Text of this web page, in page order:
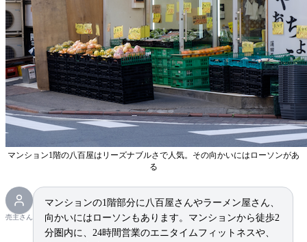
マンション1階の八百屋はリーズナブルさで人気。その向かいにはローソンがあ
る
売主さん
マンションの1階部分に八百屋さんやラーメン屋さん、
向かいにはローソンもあります。マンションから徒歩2
分圏内に、24時間営業のエニタイムフィットネスや、